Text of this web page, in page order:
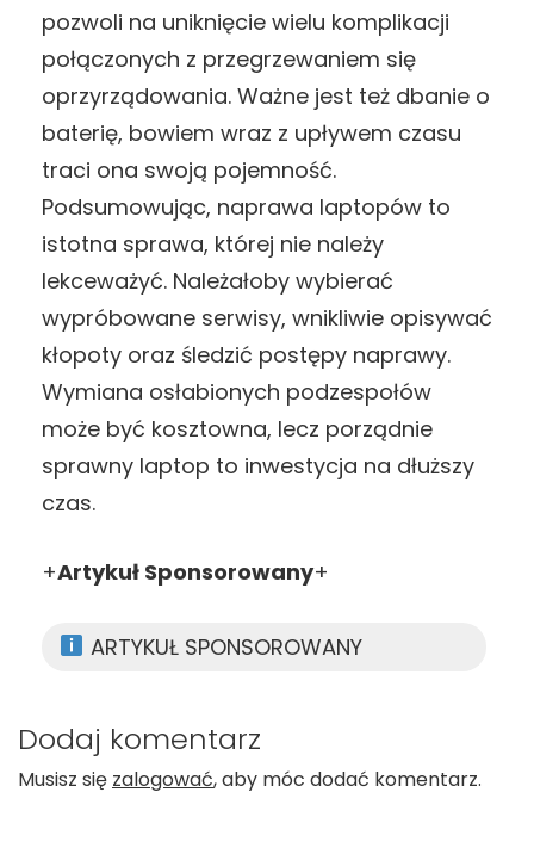
pozwoli na uniknięcie wielu komplikacji
połączonych z przegrzewaniem się
oprzyrządowania. Ważne jest też dbanie o
baterię, bowiem wraz z upływem czasu
traci ona swoją pojemność.
Podsumowując, naprawa laptopów to
istotna sprawa, której nie należy
lekceważyć. Należałoby wybierać
wypróbowane serwisy, wnikliwie opisywać
kłopoty oraz śledzić postępy naprawy.
Wymiana osłabionych podzespołów
może być kosztowna, lecz porządnie
sprawny laptop to inwestycja na dłuższy
czas.
+Artykuł Sponsorowany+
ARTYKUŁ SPONSOROWANY
Dodaj komentarz
Musisz się zalogować, aby móc dodać komentarz.